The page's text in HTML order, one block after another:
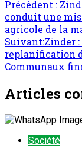
Précédent :
conduit une
agricole de la
Suivant:Zinder
replanification
Communaux
Articles
Société